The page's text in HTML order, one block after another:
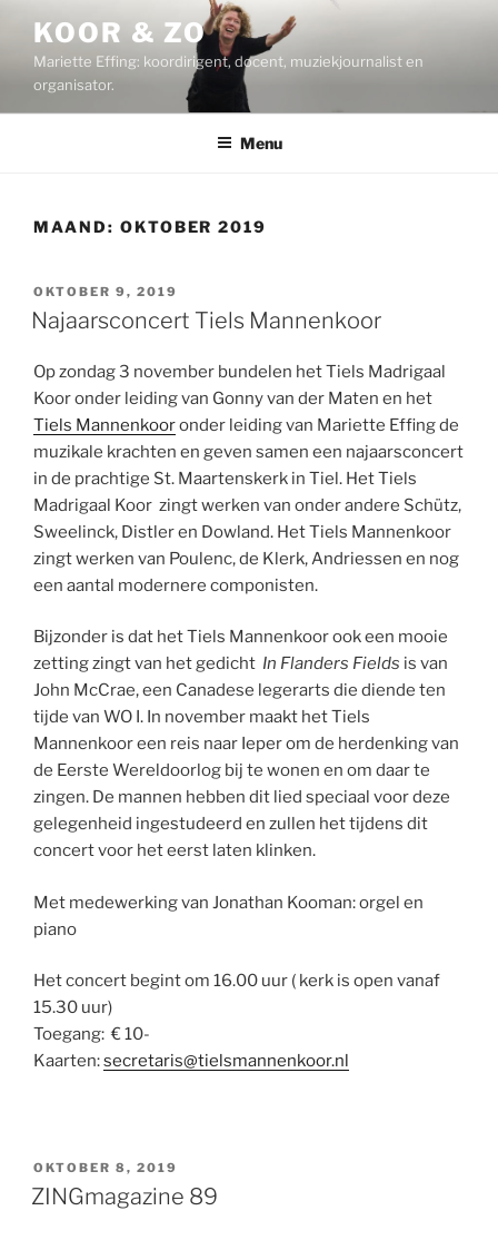
inhoud
KOOR & ZO
Mariette Effing: koordirigent, docent, muziekjournalist en
organisator.
Menu
MAAND: OKTOBER 2019
GEPLAATST
OP
OKTOBER 9, 2019
Najaarsconcert Tiels Mannenkoor
Op zondag 3 november bundelen het Tiels Madrigaal
Koor onder leiding van Gonny van der Maten en het
Tiels Mannenkooronder leiding van Mariette Effing de
muzikale krachten en geven samen een najaarsconcert
in de prachtige St. Maartenskerk in Tiel. Het Tiels
Madrigaal Koor zingt werken van onder andere Schütz,
Sweelinck, Distler en Dowland. Het Tiels Mannenkoor
zingt werken van Poulenc, de Klerk, Andriessen en nog
een aantal modernere componisten.
Bijzonder is dat het Tiels Mannenkoor ook een mooie
zetting zingt van het gedicht In Flanders Fields is van
John McCrae, een Canadese legerarts die diende ten
tijde van WO I. In november maakt het Tiels
Mannenkoor een reis naar Ieper om de herdenking van
de Eerste Wereldoorlog bij te wonen en om daar te
zingen. De mannen hebben dit lied speciaal voor deze
gelegenheid ingestudeerd en zullen het tijdens dit
concert voor het eerst laten klinken.
Met medewerking van Jonathan Kooman: orgel en
piano
Het concert begint om 16.00 uur ( kerk is open vanaf
15.30 uur)
Toegang: € 10-
Kaarten:secretaris@tielsmannenkoor.nl
GEPLAATST
OP
OKTOBER 8, 2019
ZINGmagazine 89